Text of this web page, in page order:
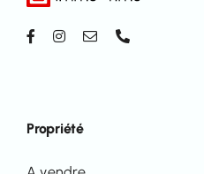
Propriété